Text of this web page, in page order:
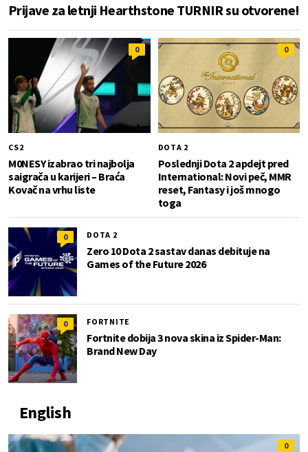
Prijave za letnji Hearthstone TURNIR su otvorene!
0
CS2
M0NESY izabrao tri najbolja
saigrača u karijeri – Braća
Kovač na vrhu liste
0
DOTA 2
Poslednji Dota 2 apdejt pred
International: Novi peč, MMR
reset, Fantasy i još mnogo
toga
0 DOTA 2
Zero 10 Dota 2 sastav danas debituje na
Games of the Future 2026
0 FORTNITE
Fortnite dobija 3 nova skina iz Spider-Man:
Brand New Day
English
0